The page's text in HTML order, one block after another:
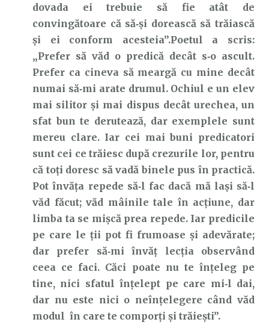
dovada ei trebuie să fie atât de
convingătoare că să‑și dorească să trăiască
și ei conform acesteia”.Poetul a scris:
„Prefer să văd o predică decât s‑o ascult.
Prefer ca cineva să meargă cu mine decât
numai să‑mi arate drumul. Ochiul e un elev
mai silitor și mai dispus decât urechea, un
sfat bun te derutează, dar exemplele sunt
mereu clare. Iar cei mai buni predicatori
sunt cei ce trăiesc după crezurile lor, pentru
că toți doresc să vadă binele pus în practică.
Pot învăța repede să‑l fac dacă mă lași să‑l
văd făcut; văd mâinile tale în acțiune, dar
limba ta se mișcă prea repede. Iar predicile
pe care le ții pot fi frumoase și adevărate;
dar prefer să‑mi învăț lecția observând
ceea ce faci. Căci poate nu te înțeleg pe
tine, nici sfatul înțelept pe care mi‑l dai,
dar nu este nici o neînțelegere când văd
modul în care te comporți și trăiești”.